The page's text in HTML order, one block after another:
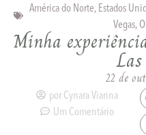
América do Norte, Estados
Vegas,
Minha
22 de
por Cynara Vianna
Um Comentário